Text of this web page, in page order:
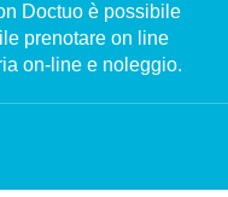
Doctuo è possibile
prenotare on line
on-line e noleggio.